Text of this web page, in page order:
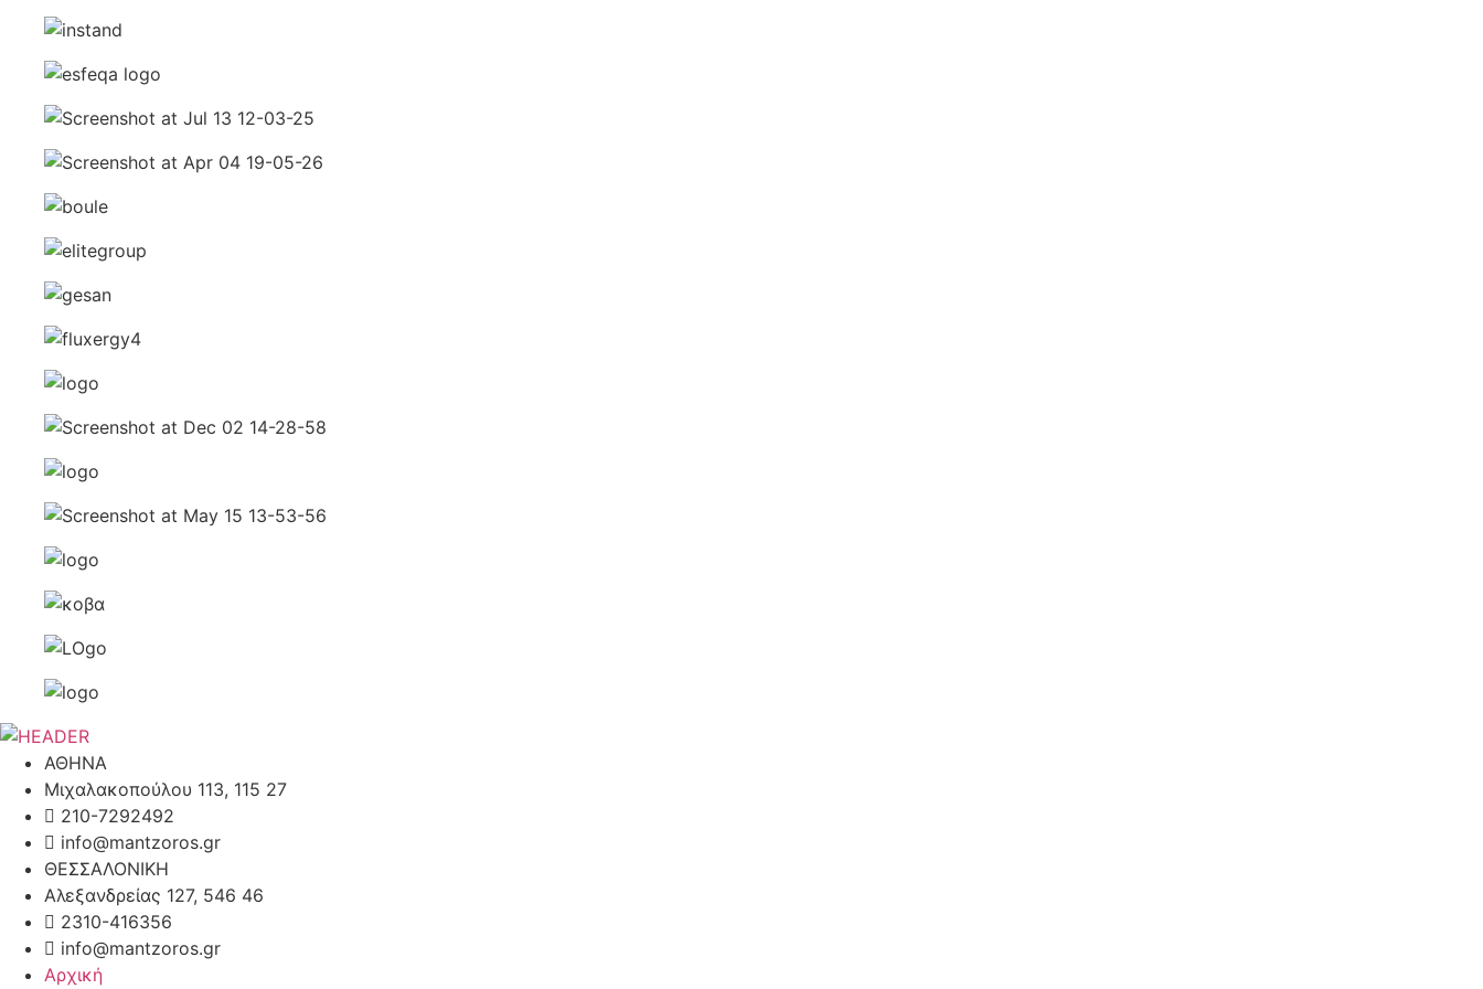
ΑΘΗΝΑ
Μιχαλακοπούλου 113, 115 27
210-7292492
info@mantzoros.gr
ΘΕΣΣΑΛΟΝΙΚΗ
Αλεξανδρείας 127, 546 46
2310-416356
info@mantzoros.gr
Αρχική